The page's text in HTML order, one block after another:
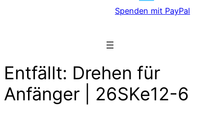
Spenden mit PayPal
Entfällt: Drehen für
Anfänger | 26SKe12-6